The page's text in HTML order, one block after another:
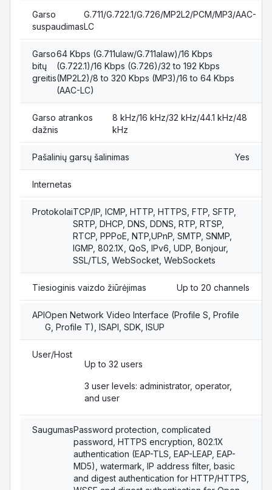
Garso
suspaudimas
G.711/G.722.1/G.726/MP2L2/PCM/MP3/AAC-
LC
Garso
bitų
greitis
64 Kbps (G.711ulaw/G.711alaw)/16 Kbps
(G.722.1)/16 Kbps (G.726)/32 to 192 Kbps
(MP2L2)/8 to 320 Kbps (MP3)/16 to 64 Kbps
(AAC-LC)
Garso atrankos
dažnis
8 kHz/16 kHz/32 kHz/44.1 kHz/48
kHz
Pašalinių garsų šalinimas Yes
Internetas
ProtokolaiTCP/IP, ICMP, HTTP, HTTPS, FTP, SFTP,
SRTP, DHCP, DNS, DDNS, RTP, RTSP,
RTCP, PPPoE, NTP,UPnP, SMTP, SNMP,
IGMP, 802.1X, QoS, IPv6, UDP, Bonjour,
SSL/TLS, WebSocket, WebSockets
Tiesioginis vaizdo žiūrėjimas Up to 20 channels
APIOpen Network Video Interface (Profile S, Profile
G, Profile T), ISAPI, SDK, ISUP
User/Host
Up to 32 users
3 user levels: administrator, operator,
and user
SaugumasPassword protection, complicated
password, HTTPS encryption, 802.1X
authentication (EAP-TLS, EAP-LEAP, EAP-
MD5), watermark, IP address filter, basic
and digest authentication for HTTP/HTTPS,